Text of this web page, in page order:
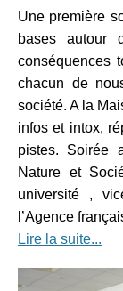
Une première
bases autour
conséquences
chacun de
société. A la
infos et intox,
pistes. Soirée
Nature et
université ,
l’Agence
Lire la suite...